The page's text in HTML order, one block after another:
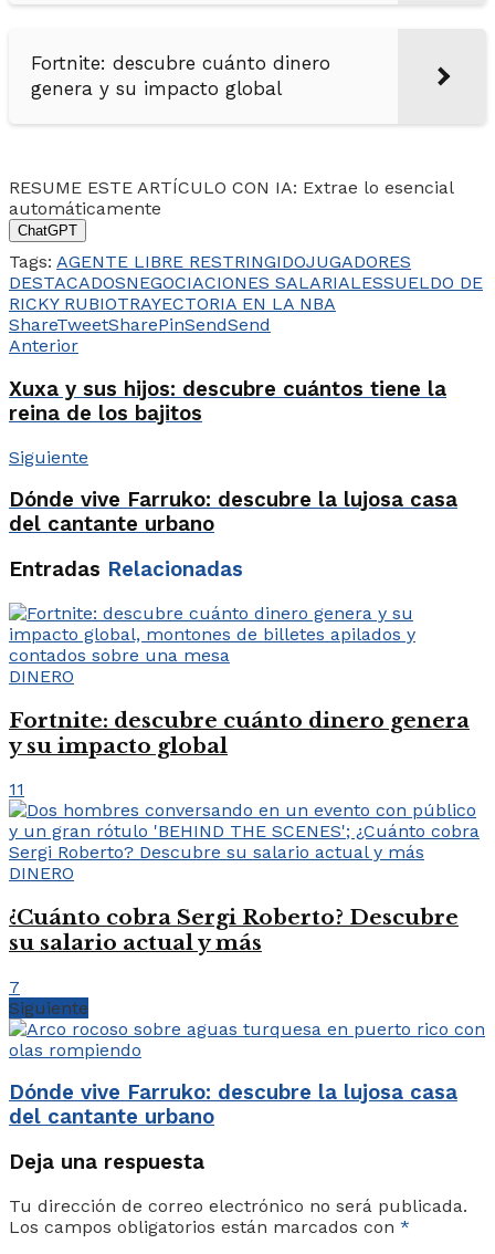
Fortnite: descubre cuánto dinero
genera y su impacto global
RESUME ESTE ARTÍCULO CON IA: Extrae lo esencial
automáticamente
ChatGPT
Tags: AGENTE LIBRE RESTRINGIDOJUGADORES
DESTACADOSNEGOCIACIONES SALARIALESSUELDO DE
RICKY RUBIOTRAYECTORIA EN LA NBA
ShareTweetSharePinSendSend
Anterior
Xuxa y sus hijos: descubre cuántos tiene la
reina de los bajitos
Siguiente
Dónde vive Farruko: descubre la lujosa casa
del cantante urbano
Entradas Relacionadas
DINERO
Fortnite: descubre cuánto dinero genera
y su impacto global
11
DINERO
¿Cuánto cobra Sergi Roberto? Descubre
su salario actual y más
7
Siguiente
Dónde vive Farruko: descubre la lujosa casa
del cantante urbano
Deja una respuesta
Tu dirección de correo electrónico no será publicada.
Los campos obligatorios están marcados con *